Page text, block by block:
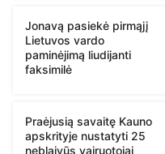
Jonavą pasiekė pirmąjį
Lietuvos vardo
paminėjimą liudijanti
faksimilė
Praėjusią savaitę Kauno
apskrityje nustatyti 25
neblaivūs vairuotojai